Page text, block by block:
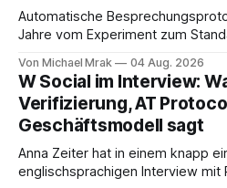
Automatische
Jahre vom Experiment zum
Ende eine Zusammenfassung
funktioniert gut. Die Frage, die regelmäßig untergeht, lautet:
Wo genau liegt das Audio, wer
welcher Rechtsgrundlage? Es gibt
Von Michael Mrak 04 Aug. 2026
W Social im Interview:
Verifizierung, AT
Geschäftsmodell sagt
Anna Zeiter hat in einem knapp
englischsprachigen Interview mit